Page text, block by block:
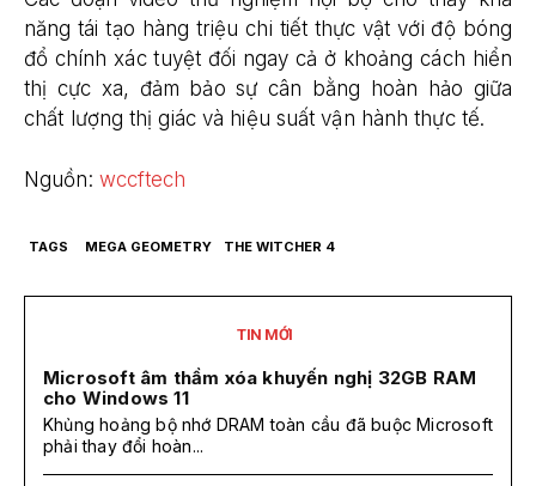
năng tái tạo hàng triệu chi tiết thực vật với độ bóng
đổ chính xác tuyệt đối ngay cả ở khoảng cách hiển
thị cực xa, đảm bảo sự cân bằng hoàn hảo giữa
chất lượng thị giác và hiệu suất vận hành thực tế.
Nguồn: wccftech
TAGS MEGA GEOMETRY THE WITCHER 4
TIN MỚI
Microsoft âm thầm xóa khuyến nghị 32GB RAM
cho Windows 11
Khủng hoảng bộ nhớ DRAM toàn cầu đã buộc Microsoft
phải thay đổi hoàn...